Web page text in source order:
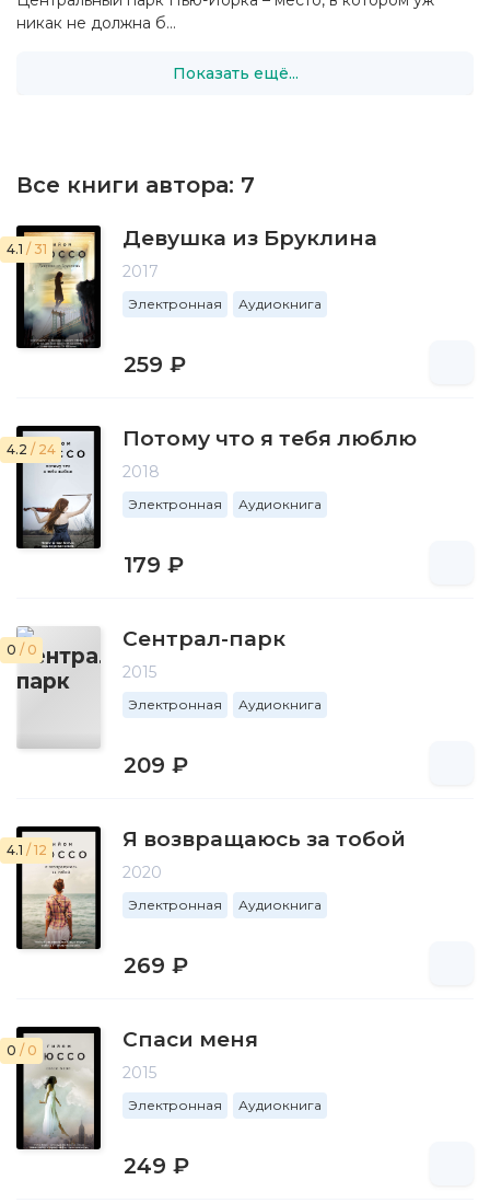
никак не должна б...
Показать ещё...
Все книги автора: 7
4.1 / 31 Девушка из Бруклина
2017
Электронная Аудиокнига
259 ₽
4.2 / 24 Потому что я тебя люблю
2018
Электронная Аудиокнига
179 ₽
0 / 0 Сентрал-парк
2015
Электронная Аудиокнига
209 ₽
4.1 / 12 Я возвращаюсь за тобой
2020
Электронная Аудиокнига
269 ₽
0 / 0 Спаси меня
2015
Электронная Аудиокнига
249 ₽